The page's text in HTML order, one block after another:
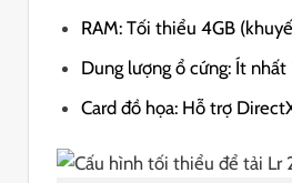
RAM: Tối thiểu 4GB
Dung lượng ổ cứng: Ít
Card đồ họa: Hỗ trợ